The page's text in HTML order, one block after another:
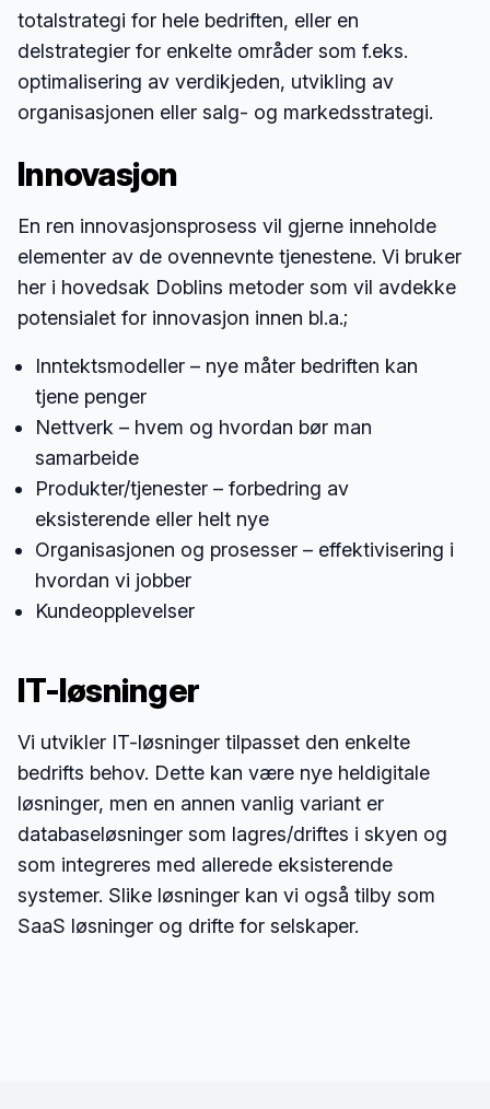
totalstrategi for hele bedriften, eller en
delstrategier for enkelte områder som f.eks.
optimalisering av verdikjeden, utvikling av
organisasjonen eller salg- og markedsstrategi.
Innovasjon
En ren innovasjonsprosess vil gjerne inneholde
elementer av de ovennevnte tjenestene. Vi bruker
her i hovedsak Doblins metoder som vil avdekke
potensialet for innovasjon innen bl.a.;
Inntektsmodeller – nye måter bedriften kan
tjene penger
Nettverk – hvem og hvordan bør man
samarbeide
Produkter/tjenester – forbedring av
eksisterende eller helt nye
Organisasjonen og prosesser – effektivisering i
hvordan vi jobber
Kundeopplevelser
IT-løsninger
Vi utvikler IT-løsninger tilpasset den enkelte
bedrifts behov. Dette kan være nye heldigitale
løsninger, men en annen vanlig variant er
databaseløsninger som lagres/driftes i skyen og
som integreres med allerede eksisterende
systemer. Slike løsninger kan vi også tilby som
SaaS løsninger og drifte for selskaper.